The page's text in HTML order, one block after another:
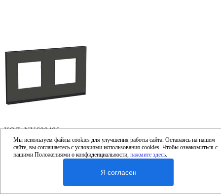
КОД: NU600486
Рамка 2-постовая, горизонтальная, черное стекло/антрацит,
UNICA PURE
3 357 ₽
Мы используем файлы cookies для улучшения работы сайта. Оставаясь на нашем
сайте, вы соглашаетесь с условиями использования cookies. Чтобы ознакомиться с
нашими Положениями о конфиденциальности,нажмите здесь.
Я согласен